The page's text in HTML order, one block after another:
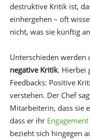
destruktive Kritik ist,
einhergehen – oft
nicht, was sie künftig
Unterschieden werden
negative Kritik. Hierbei
Feedbacks: Positive
verstehen. Der Chef
Mitarbeiterin, dass sie
dass er ihr Engagement
bezieht sich hingegen